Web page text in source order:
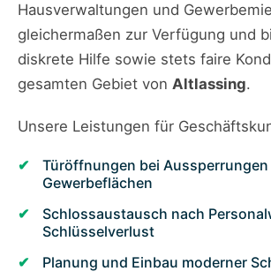
Hausverwaltungen und
gleichermaßen zur Verfügung und
diskrete Hilfe sowie stets faire
gesamten Gebiet von Altlassing.
Unsere Leistungen für
Türöffnungen bei
Gewerbeflächen
Schlossaustausch nach
Schlüsselverlust
Planung und Einbau moderner